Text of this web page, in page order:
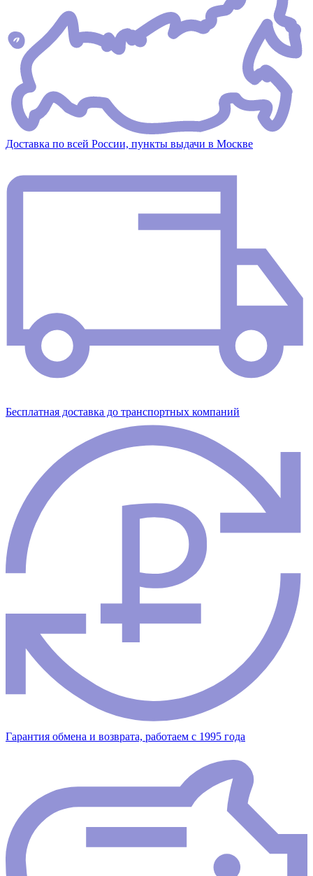
Доставка по всей России, пункты выдачи в Москве
Бесплатная доставка до транспортных компаний
Гарантия обмена и возврата, работаем с 1995 года